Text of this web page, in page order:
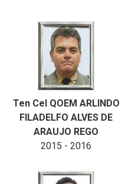
Ten Cel QOEM ARLINDO
FILADELFO ALVES DE
ARAUJO REGO
2015 - 2016